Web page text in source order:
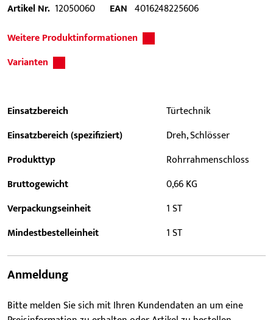
Artikel Nr. 12050060 EAN 4016248225606
Weitere Produktinformationen
Varianten
Einsatzbereich
Türtechnik
Einsatzbereich (spezifiziert)
Dreh, Schlösser
Produkttyp
Rohrrahmenschloss
Bruttogewicht
0,66 KG
Verpackungseinheit
1 ST
Mindestbestelleinheit
1 ST
Anmeldung
Bitte melden Sie sich mit Ihren Kundendaten an um eine